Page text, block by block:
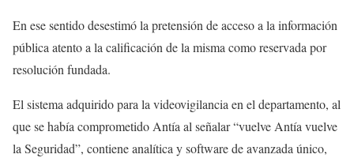
En ese sentido desestimó la pretensión de acceso a la información
pública atento a la calificación de la misma como reservada por
resolución fundada.
El sistema adquirido para la videovigilancia en el departamento, al
que se había comprometido Antía al señalar “vuelve Antía vuelve
la Seguridad”, contiene analítica y software de avanzada único,